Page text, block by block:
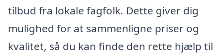
tilbud fra lokale fagfolk. Dette giver dig
mulighed for at sammenligne priser og
kvalitet, så du kan finde den rette hjælp til